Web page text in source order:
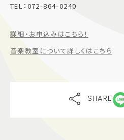
TEL：072-864-0240
詳細・お申込みはこちら！
音楽教室について詳しくはこちら
SHARE